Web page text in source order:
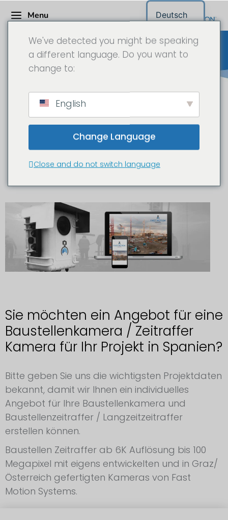
Menu
Baustellenkamera Spanien
Baustellen Zeitraffer und
Dokumentation in Spanien
Sie möchten ein Angebot für eine
Baustellenkamera / Zeitraffer
Kamera für Ihr Projekt in Spanien?
Bitte geben Sie uns die wichtigsten Projektdaten
bekannt, damit wir Ihnen ein individuelles
Angebot für Ihre Baustellenkamera und
Baustellenzeitraffer / Langzeitzeitraffer
erstellen können.
Baustellen Zeitraffer ab 6K Auflösung bis 100
Megapixel mit eigens entwickelten und in Graz/
Österreich gefertigten Kameras von Fast
Motion Systems.
We've detected you might be speaking
a different language. Do you want to
change to:
English
Change Language
Close and do not switch language
Deutsch